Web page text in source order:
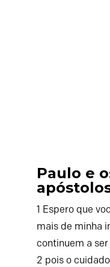
Paulo e
1 Espero que
mais de minha
continuem a
2 pois o